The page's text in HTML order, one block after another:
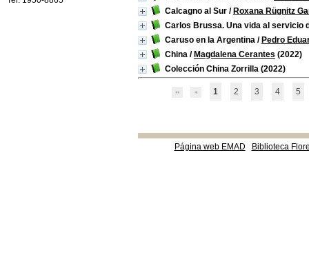
Calcagno al Sur / Roxana Rügnitz
Carlos Brussa. Una vida al servicio
Caruso en la Argentina / Pedro
China / Magdalena Cerantes (2022)
Colección China Zorrilla (2022)
1 2 3 4 5
Página web EMAD Biblioteca